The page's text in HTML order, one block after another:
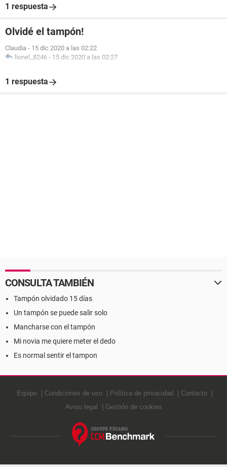
1 respuesta
Olvidé el tampón!
Claudia - 15 dic 2020 a las 02:22
lionel_8246 - 15 dic 2020 a las 02:27
1 respuesta
CONSULTA TAMBIÉN
Tampón olvidado 15 días
Un tampón se puede salir solo
Mancharse con el tampón
Mi novia me quiere meter el dedo
Es normal sentir el tampon
Equipo Condiciones de uso Política de privacidad
Contacto
Aviso legal
Gestión de cookies